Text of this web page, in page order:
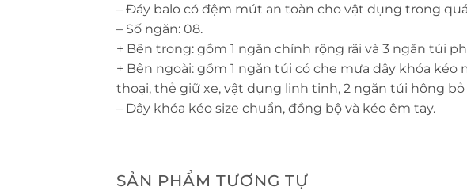
– Đáy balo có đệm mút an toàn cho vật dụng trong
– Số ngăn: 08.
+ Bên trong: gồm 1 ngăn chính rộng rãi và 3 ngăn túi
+ Bên ngoài: gồm 1 ngăn túi có che mưa dây khóa
thoại, thẻ giữ xe, vật dụng linh tinh, 2 ngăn túi hông
– Dây khóa kéo size chuẩn, đồng bộ và kéo êm tay.
SẢN PHẨM TƯƠNG TỰ